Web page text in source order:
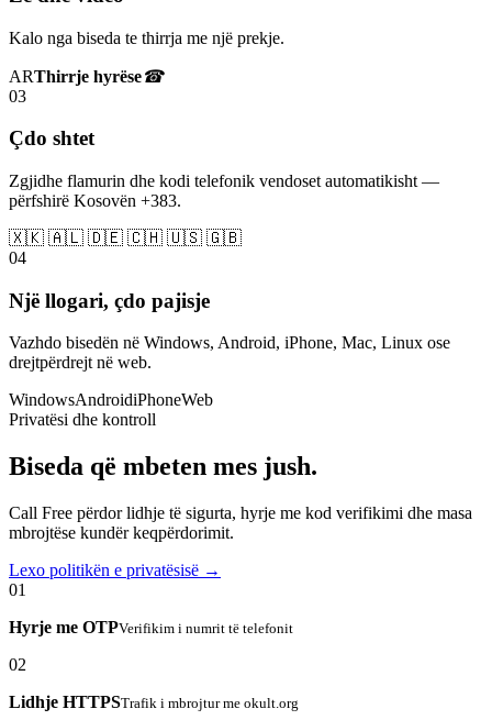
Kalo nga biseda te thirrja me një prekje.
ARThirrje hyrëse☎
03
Çdo shtet
Zgjidhe flamurin dhe kodi telefonik vendoset automatikisht —
përfshirë Kosovën +383.
🇽🇰 🇦🇱 🇩🇪 🇨🇭 🇺🇸 🇬🇧
04
Një llogari, çdo pajisje
Vazhdo bisedën në Windows, Android, iPhone, Mac, Linux ose
drejtpërdrejt në web.
WindowsAndroidiPhoneWeb
Privatësi dhe kontroll
Biseda që mbeten mes jush.
Call Free përdor lidhje të sigurta, hyrje me kod verifikimi dhe masa
mbrojtëse kundër keqpërdorimit.
Lexo politikën e privatësisë →
01
Hyrje me OTPVerifikim i numrit të telefonit
02
Lidhje HTTPSTrafik i mbrojtur me okult.org